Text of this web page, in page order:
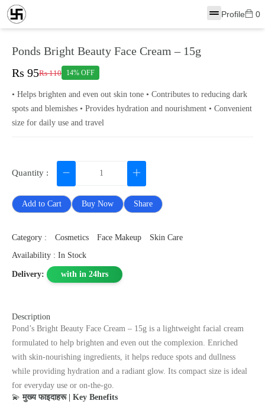
Profile 0
Ponds Bright Beauty Face Cream – 15g
Rs 95Rs 110 14% OFF
• Helps brighten and even out skin tone • Contributes to reducing dark
spots and blemishes • Provides hydration and nourishment • Convenient
size for daily use and travel
Quantity :
Add to Cart Buy Now Share
Category : Cosmetics Face Makeup
Skin Care
Availability : In Stock
Delivery: with in 24hrs
Description
Pond’s Bright Beauty Face Cream – 15g is a lightweight facial cream
formulated to help brighten and even out the complexion. Enriched
with skin‑nourishing ingredients, it helps reduce spots and dullness
while providing hydration and a radiant glow. Its compact size is ideal
for everyday use or on‑the‑go.
💫मुख्य फाइदाहरू | Key Benefits